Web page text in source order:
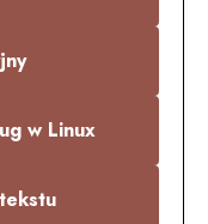
w Linux